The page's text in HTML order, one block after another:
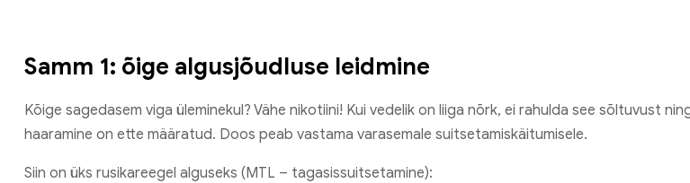
Samm 1: õige algusjõudluse leidmine
Kõige sagedasem viga üleminekul? Vähe nikotiini! Kui vedelik on liiga nõrk, ei rahulda see sõltuvust
haaramine on ette määratud. Doos peab vastama varasemale suitsetamiskäitumisele.
Siin on üks rusikareegel alguseks (MTL – tagasissuitsetamine):